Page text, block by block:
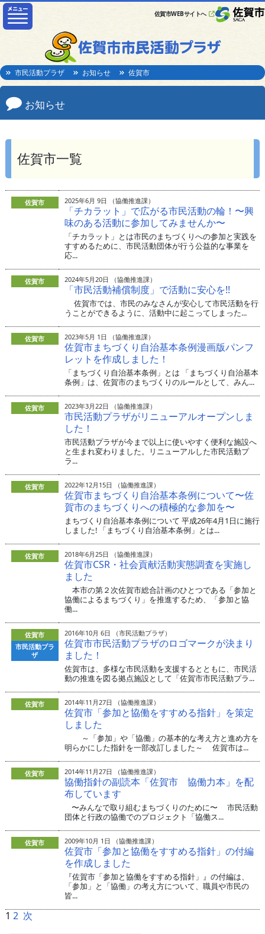
佐賀市WEBサイトへ
市民活動プラザ お知らせ 佐賀市
お知らせ
佐賀市一覧
佐賀市 2025年6月 9日 （協働推進課）
「チカラット」で広がる市民活動の輪！〜興
味のある活動に参加してみませんか〜
「チカラット」とは市民のまちづくりへの参加と実践を
すすめるために、市民活動団体が行う公益的な事業を
応...
佐賀市 2024年5月20日 （協働推進課）
「市民活動補償制度」で活動に安心を!!
佐賀市では、市民のみなさんが安心して市民活動を行
うことができるように、活動中に起こってしまった...
佐賀市 2023年5月 1日 （協働推進課）
佐賀市まちづくり自治基本条例漫画版パンフ
レットを作成しました！
「まちづくり自治基本条例」とは 「まちづくり自治基本
条例」は、佐賀市のまちづくりのルールとして、みん...
佐賀市 2023年3月22日 （協働推進課）
市民活動プラザがリニューアルオープンしま
した！
市民活動プラザが今まで以上に使いやすく便利な施設へ
と生まれ変わりました。リニューアルした市民活動プ
ラ...
佐賀市 2022年12月15日 （協働推進課）
佐賀市まちづくり自治基本条例について〜佐
賀市のまちづくりへの積極的な参加を〜
まちづくり自治基本条例について 平成26年4月1日に施行
しました! 「まちづくり自治基本条例」とは...
佐賀市 2018年6月25日 （協働推進課）
佐賀市CSR・社会貢献活動実態調査を実施し
ました
本市の第２次佐賀市総合計画のひとつである「参加と
協働によるまちづくり」を推進するため、「参加と協
働...
佐賀市
市民活動プラ
ザ
2016年10月 6日 （市民活動プラザ）
佐賀市市民活動プラザのロゴマークが決まり
ました！
佐賀市は、多様な市民活動を支援するとともに、市民活
動の推進を図る拠点施設として「佐賀市市民活動プラ...
佐賀市 2014年11月27日 （協働推進課）
佐賀市「参加と協働をすすめる指針」を策定
しました
～「参加」や「協働」の基本的な考え方と進め方を
明らかにした指針を一部改訂しました～ 佐賀市は...
佐賀市 2014年11月27日 （協働推進課）
協働指針の副読本「佐賀市 協働力本」を配
布しています
〜みんなで取り組むまちづくりのために〜 市民活動
団体と行政の協働でのプロジェクト「協働ス...
佐賀市 2009年10月 1日 （協働推進課）
佐賀市「参加と協働をすすめる指針」の付編
を作成しました
『佐賀市「参加と協働をすすめる指針」』の付編は、
「参加」と「協働」の考え方について、職員や市民の
皆...
1 2 次